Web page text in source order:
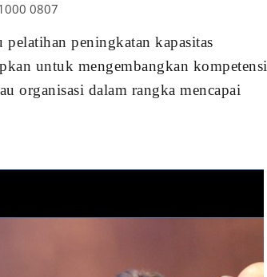
0807
peningkatan kapasitas
untuk mengembangkan kompetensi
organisasi dalam rangka mencapai